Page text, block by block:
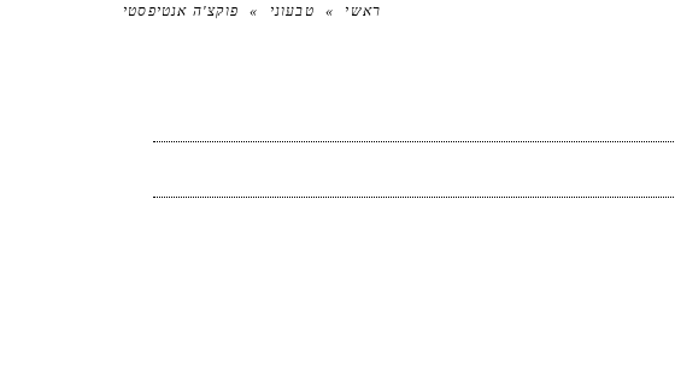
ראשי » טבעוני » פוקצ'ה אנטיפסטי